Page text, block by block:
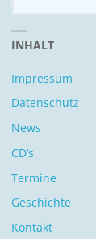
INHALT
Impressum
Datenschutz
News
CD’s
Termine
Geschichte
Kontakt